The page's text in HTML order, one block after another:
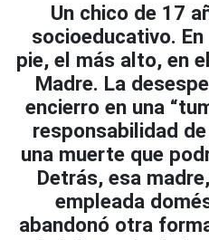
Un chico de 17
socioeducativo.
pie, el más alto, en
Madre. La
encierro en una
responsabilidad
una muerte que
Detrás, esa
empleada
abandonó otra